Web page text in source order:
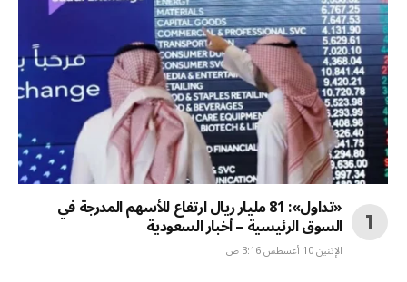
«تداول»: 81 مليار ريال ارتفاع للأسهم المدرجة في
السوق الرئيسية – أخبار السعودية
الإثنين 10 أغسطس 3:16 ص